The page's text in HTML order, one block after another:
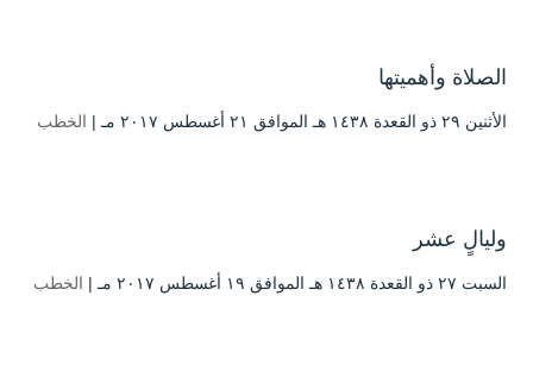
الصلاة وأهميتها
الأثنين ۲۹ ذو القعدة ۱٤۳۸ هـ الموافق ۲۱ أغسطس ۲۰۱۷ مـ | الخطب
وليالٍ عشر
السبت ۲۷ ذو القعدة ۱٤۳۸ هـ الموافق ۱۹ أغسطس ۲۰۱۷ مـ | الخطب